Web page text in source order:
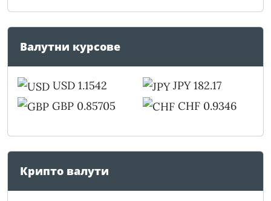
Валутни курсове
USD 1.1542
GBP 0.85705
JPY 182.17
CHF 0.9346
Крипто валути